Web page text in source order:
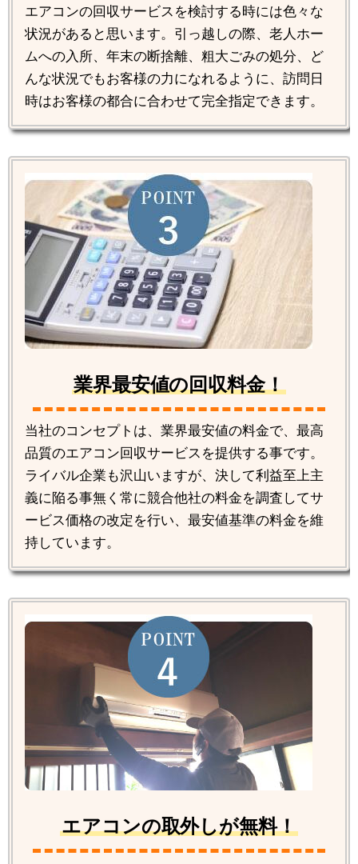
エアコンの回収サービスを検討する時には色々な
状況があると思います。引っ越しの際、老人ホー
ムへの入所、年末の断捨離、粗大ごみの処分、ど
んな状況でもお客様の力になれるように、訪問日
時はお客様の都合に合わせて完全指定できます。
業界最安値の回収料金！
当社のコンセプトは、業界最安値の料金で、最高
品質のエアコン回収サービスを提供する事です。
ライバル企業も沢山いますが、決して利益至上主
義に陥る事無く常に競合他社の料金を調査してサ
ービス価格の改定を行い、最安値基準の料金を維
持しています。
エアコンの取外しが無料！